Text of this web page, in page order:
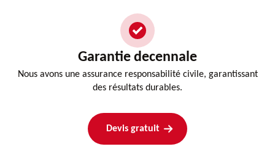
Garantie decennale
Nous avons une assurance responsabilité civile, garantissant
des résultats durables.
Devis gratuit